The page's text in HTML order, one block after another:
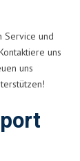
Service und
uns
uns